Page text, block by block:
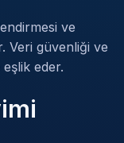
ve
Veri güvenliği ve
eder.